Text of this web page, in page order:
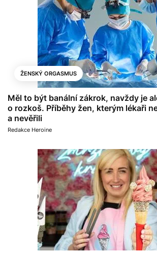
ŽENSKÝ ORGASMUS
Měl to být banální zákrok, navždy je
o rozkoš. Příběhy žen, kterým lékaři
a nevěřili
Redakce Heroine